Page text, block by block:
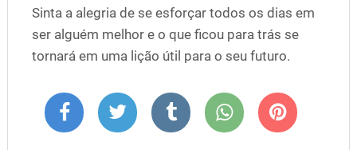
Sinta a alegria de se esforçar todos os dias em
ser alguém melhor e o que ficou para trás se
tornará em uma lição útil para o seu futuro.